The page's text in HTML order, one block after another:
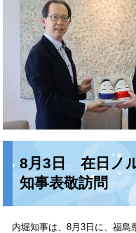
8月3日 在日ノ
知事表敬訪問
内堀知事は、8月3日に、福島